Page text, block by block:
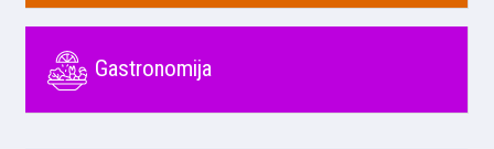
Gastronomija